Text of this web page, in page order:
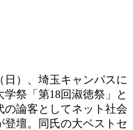
日）、埼玉キャンパスに
祭「第18回淑徳祭」と
の論客としてネット社会
登壇。同氏の大ベストセ